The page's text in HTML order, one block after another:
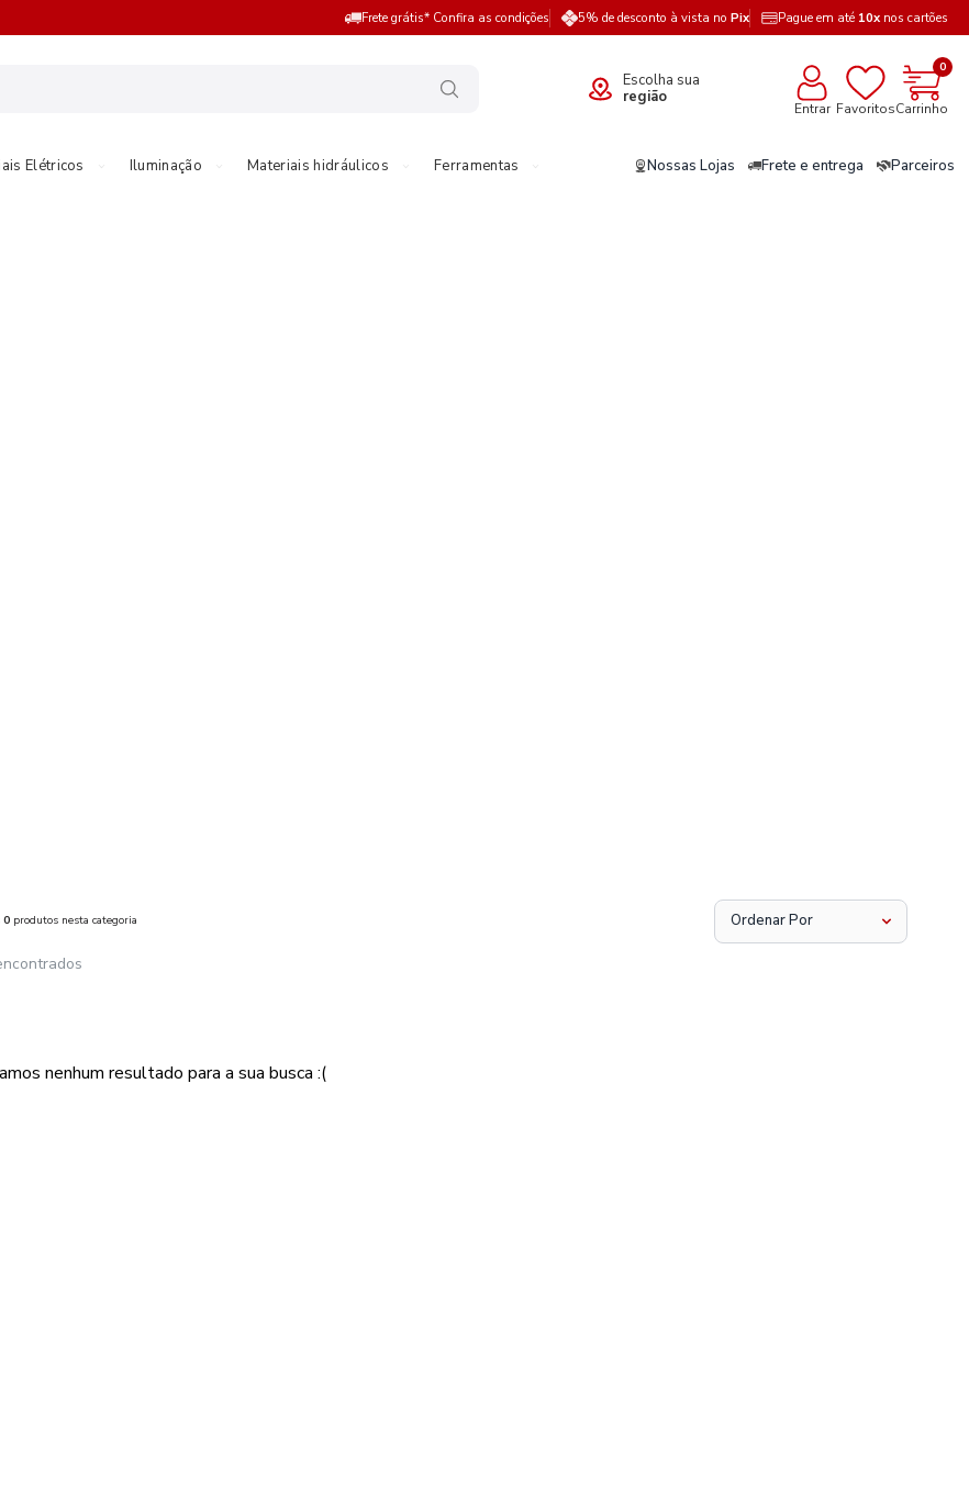
Frete grátis* Confira as condições 5% de desconto à vista no Pix Pague em até 10x nos cartões
Escolha sua
região
Entrar Favoritos
0
Carrinho
Elétricos Iluminação Materiais hidráulicos Ferramentas Nossas Lojas Frete e entrega Parceiros
0 produtos nesta categoria
nenhum resultado para a sua busca :(